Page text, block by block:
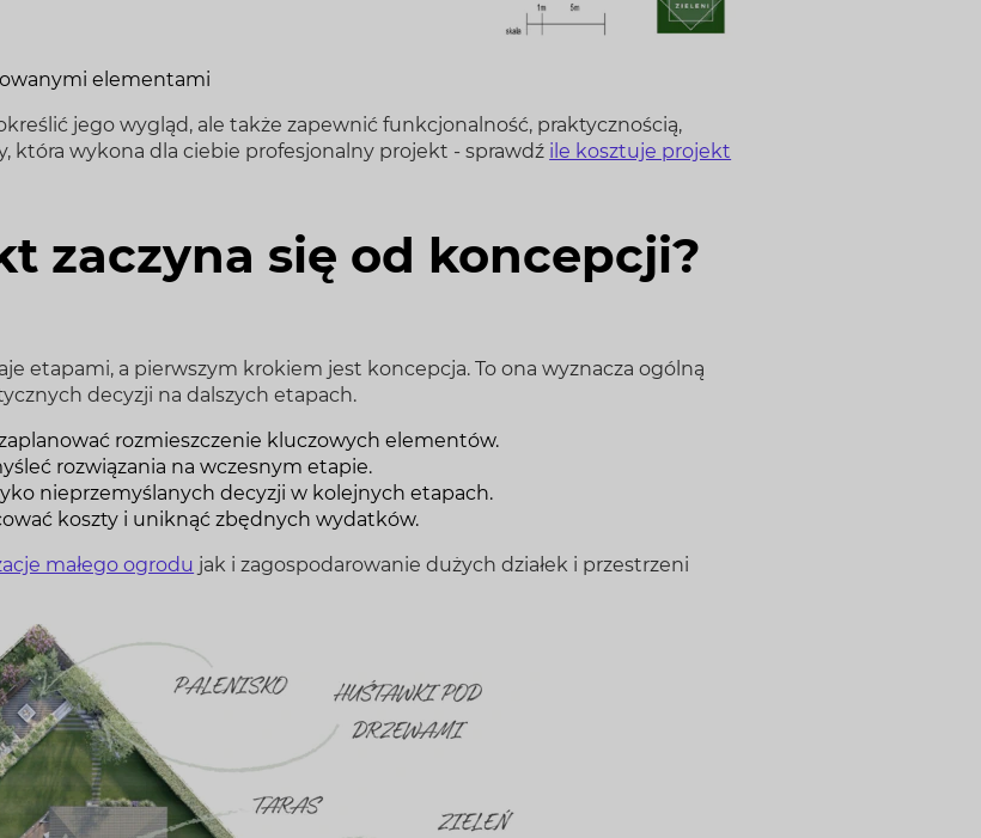
elementami
jego wygląd, ale także zapewnić funkcjonalność, praktycznością,
która wykona dla ciebie profesjonalny projekt - sprawdź ile kosztuje projekt
zaczyna się od koncepcji?
etapami, a pierwszym krokiem jest koncepcja. To ona wyznacza ogólną
decyzji na dalszych etapach.
rozmieszczenie kluczowych elementów.
rozwiązania na wczesnym etapie.
nieprzemyślanych decyzji w kolejnych etapach.
koszty i uniknąć zbędnych wydatków.
małego ogrodu jak i zagospodarowanie dużych działek i przestrzeni